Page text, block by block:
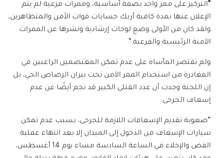
التركيز على ممر واحد بصفة أساسية، وممرات فرعية لم يتم
الإعلان عنها بمدة كافية أربك حسابات قوات الأمن والمتظاهرين،
ولقد كان من الأولى وضع لوحات إرشادية ونشرها عن الممرات
الآمنة الرئيسية والفرعية.”
ولم تقتصر المأساة على عدم تمكن المعتصمين الراغبين في
المغادرة من استخدام الممر الآمن تحت نيران الرصاص الحي، بل
إن اللجنة وجدت أن عدد القتلى الكبير قد نجم أيضًا عن عدم
إسعاف الجرحى:
“صعوبة تقديم الإسعافات اللازمة للجرحى، بسبب عدم تمكن
سيارات الإسعاف من الدخول إلى الميدان إلا بعد انتهاء عملية
الفض والإخلاء في الساعة السادسة مساء يوم 14 أغسطس،